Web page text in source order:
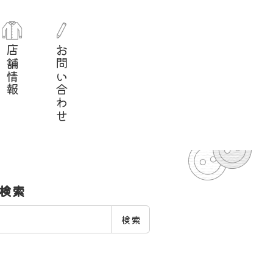
店舗情報 お問い合わせ
索
検索